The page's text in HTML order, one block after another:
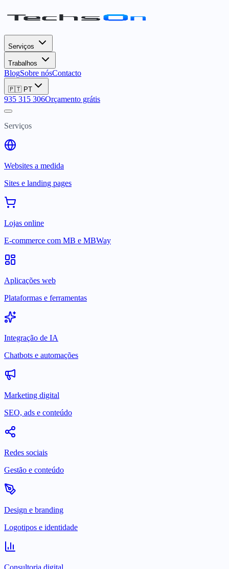
Serviços
Trabalhos
BlogSobre nósContacto
🇵🇹 PT
935 315 306Orçamento grátis
Serviços
Websites a medida
Sites e landing pages
Lojas online
E-commerce com MB e MBWay
Aplicações web
Plataformas e ferramentas
Integração de IA
Chatbots e automações
Marketing digital
SEO, ads e conteúdo
Redes sociais
Gestão e conteúdo
Design e branding
Logotipos e identidade
Consultoria digital